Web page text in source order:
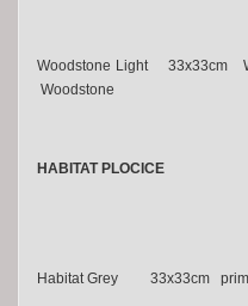
Woodstone Light 33x33cm
Woodstone
HABITAT PLOCICE
Habitat Grey 33x33cm